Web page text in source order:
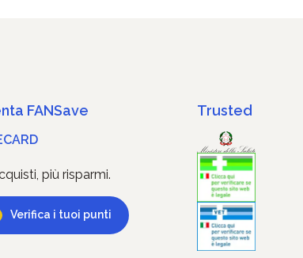
FANSave
più risparmi.
Verifica i tuoi punti
Trusted